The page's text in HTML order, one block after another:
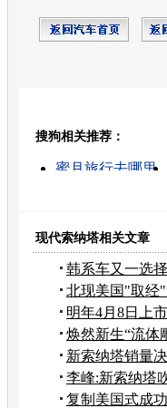
搜狗相关推荐：
蜜月旅行去哪里
现代索纳塔相关文章
韩系车又一选
万
北现美国"取经"
上市
明年4月8日上
塔
焕然新生“流体
新索纳塔销量
品牌
李峰:新索纳塔
号角
复制美国式成